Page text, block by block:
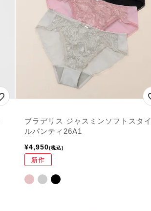
ブラデリス ジャスミンソフトスタイ
ルパンティ26A1
¥4,950 税込
新作